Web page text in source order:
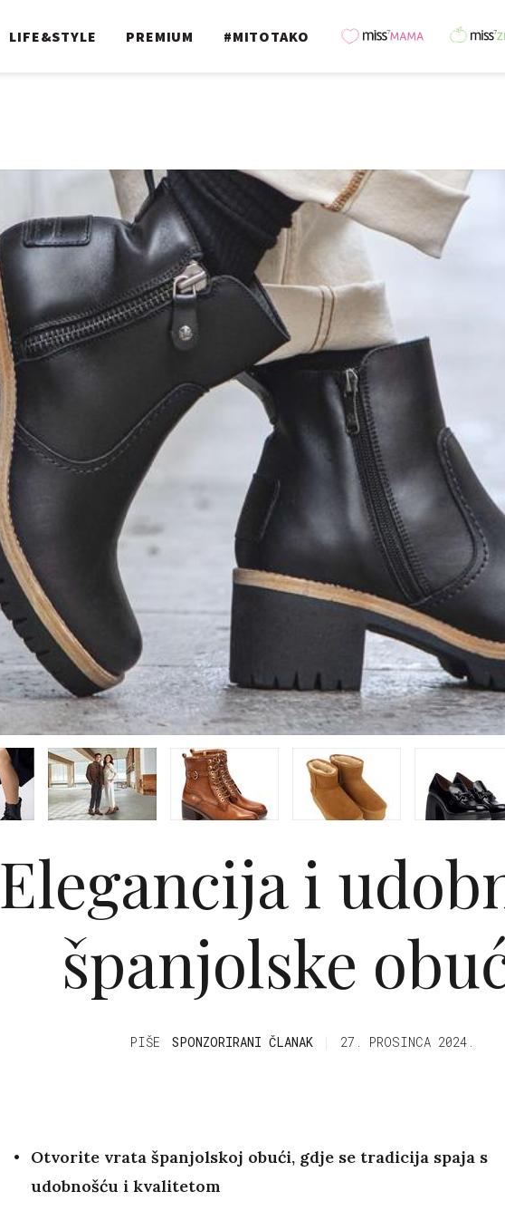
LIFE&STYLE PREMIUM #MITOTAKO
Elegancija i
španjolske
PIŠE SPONZORIRANI ČLANAK 27. PROSINCA 2024.
Otvorite vrata španjolskoj obući, gdje se tradicija spaja s
udobnošću i kvalitetom